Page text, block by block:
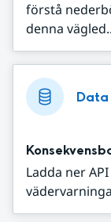
förstå
denna
Data
Ladda ner